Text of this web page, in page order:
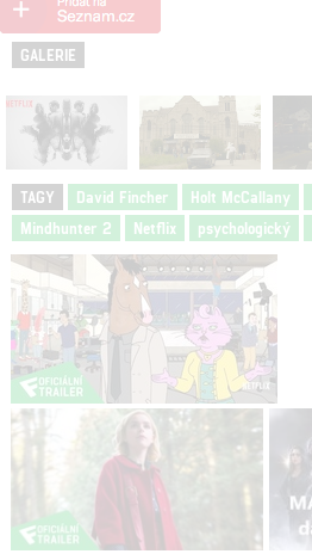
GALERIE
TAGY David Fincher Holt McCallany
Mindhunter 2
Netflix psychologický